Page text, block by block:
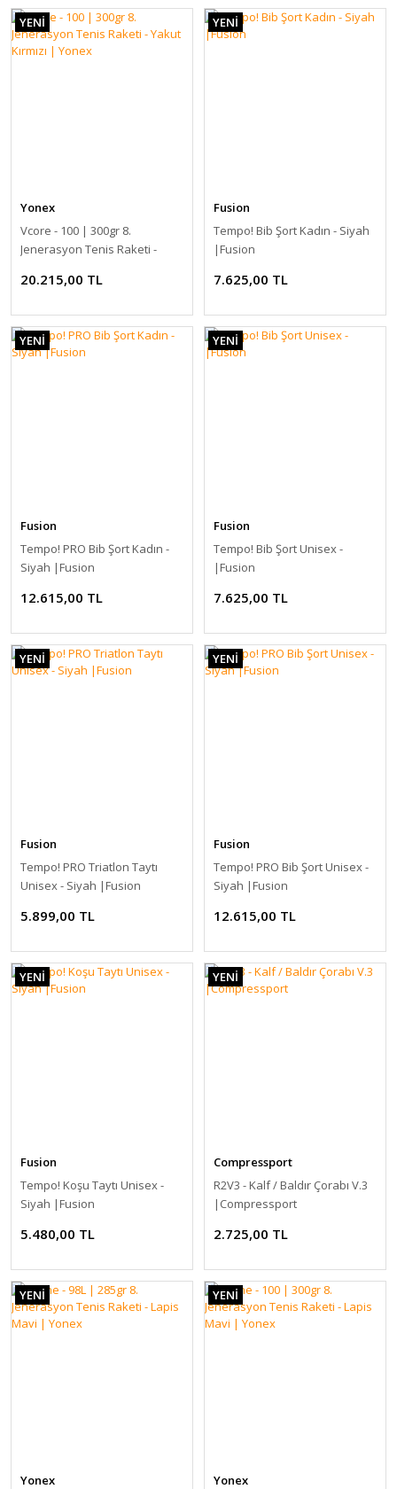
YENİ
Yonex
Vcore - 100 | 300gr 8.
Jenerasyon Tenis Raketi -
20.215,00 TL
YENİ
Fusion
Tempo! Bib Şort Kadın - Siyah
|Fusion
7.625,00 TL
YENİ
Fusion
Tempo! PRO Bib Şort Kadın -
Siyah |Fusion
12.615,00 TL
YENİ
Fusion
Tempo! Bib Şort Unisex -
|Fusion
7.625,00 TL
YENİ
Fusion
Tempo! PRO Triatlon Taytı
Unisex - Siyah |Fusion
5.899,00 TL
YENİ
Fusion
Tempo! PRO Bib Şort Unisex -
Siyah |Fusion
12.615,00 TL
YENİ
Fusion
Tempo! Koşu Taytı Unisex -
Siyah |Fusion
5.480,00 TL
YENİ
Compressport
R2V3 - Kalf / Baldır Çorabı V.3
|Compressport
2.725,00 TL
YENİ
Yonex
YENİ
Yonex